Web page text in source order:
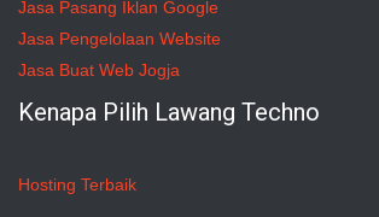
Jasa Pasang Iklan Google
Jasa Pengelolaan Website
Jasa Buat Web Jogja
Kenapa Pilih Lawang Techno
Hosting Terbaik